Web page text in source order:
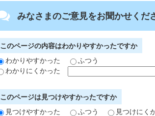
みなさまのご意見をお聞かせくだ
このページの内容はわかりやすかったですか
わかりやすかった
ふつう
わかりにくかった
このページは見つけやすかったですか
見つけやすかった
ふつう 見つけにく